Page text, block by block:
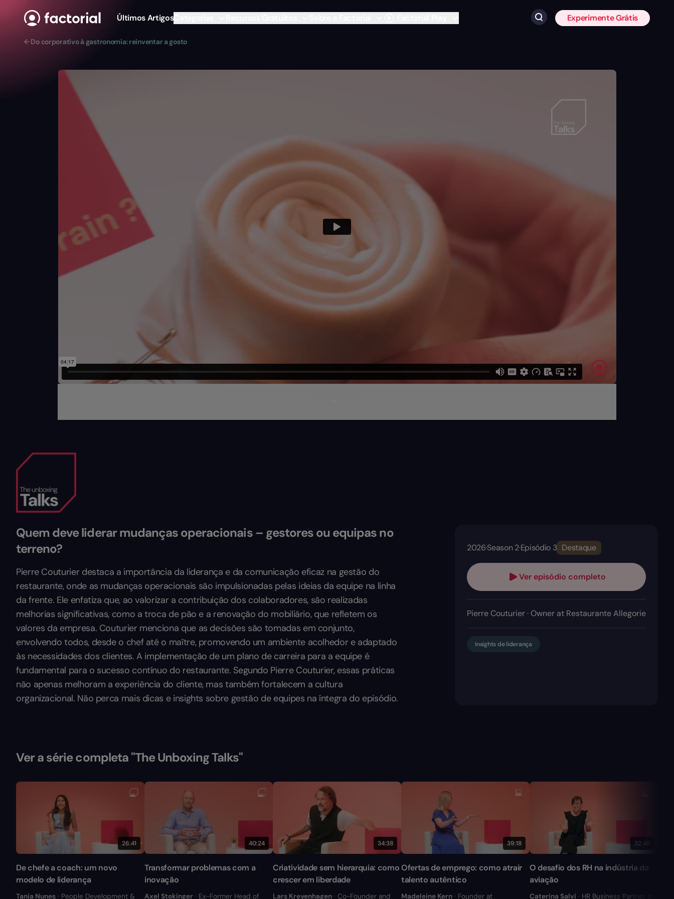
Últimos Artigos
Clique para pesquisar
Experimente Grátis
← Do corporativo à gastronomia: reinventar a gosto
Quem deve liderar mudanças operacionais – gestores ou equipas no
terreno?
Pierre Couturier destaca a importância da liderança e da comunicação eficaz na gestão do
restaurante, onde as mudanças operacionais são impulsionadas pelas ideias da equipe na linha
da frente. Ele enfatiza que, ao valorizar a contribuição dos colaboradores, são realizadas
melhorias significativas, como a troca de pão e a renovação do mobiliário, que refletem os
valores da empresa. Couturier menciona que as decisões são tomadas em conjunto,
envolvendo todos, desde o chef até o maître, promovendo um ambiente acolhedor e adaptado
às necessidades dos clientes. A implementação de um plano de carreira para a equipe é
fundamental para o sucesso contínuo do restaurante. Segundo Pierre Couturier, essas práticas
não apenas melhoram a experiência do cliente, mas também fortalecem a cultura
organizacional. Não perca mais dicas e insights sobre gestão de equipes na íntegra do episódio.
2026·Season 2·Episódio 3 Destaque
Ver episódio completo
Pierre Couturier · Owner at Restaurante Allegorie
Insights de liderança
Ver a série completa "The Unboxing Talks"
26:41
De chefe a coach: um novo
modelo de liderança
Tania Nunes · People Development &
40:24
Transformar problemas com a
inovação
Axel Stokinger · Ex-Former Head of
34:38
Criatividade sem hierarquia: como
crescer em liberdade
Lars Kreyenhagen · Co-Founder and
39:18
Ofertas de emprego: como atrair
talento autêntico
Madeleine Kern · Founder at
32:48
O desafio dos RH na indústria da
aviação
Caterina Salvi · HR Business Partner at